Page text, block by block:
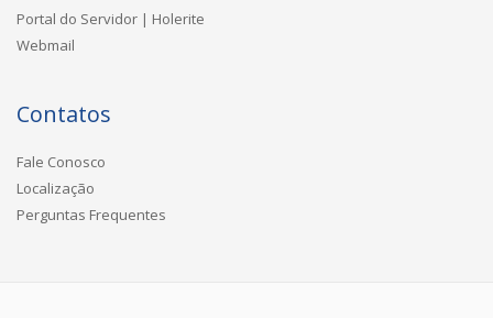
Portal do Servidor | Holerite
Webmail
Contatos
Fale Conosco
Localização
Perguntas Frequentes